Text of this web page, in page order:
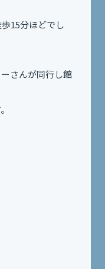
15分ほどでし
さんが同行し館